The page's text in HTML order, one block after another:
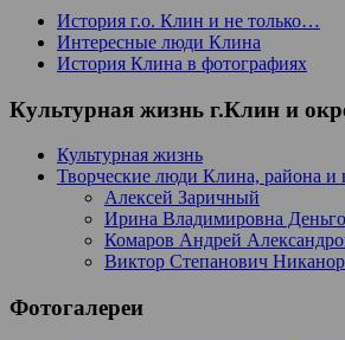
История г.о. Клин и не только…
Интересные люди Клина
История Клина в фотографиях
Культурная жизнь г.Клин и
Культурная жизнь
Творческие люди Клина, района и
Алексей Заричный
Ирина Владимировна
Комаров Андрей
Виктор Степанович
Фотогалереи